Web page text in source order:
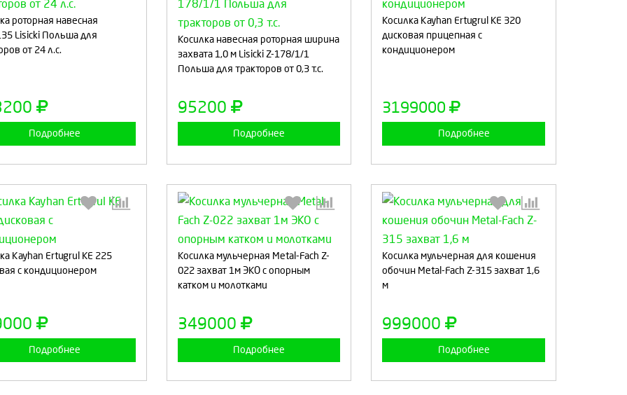
роторная навесная
Lisicki Польша для
от 24 л.с.
Подробнее
количество:
Косилка навесная роторная ширина
захвата 1,0 м Lisicki Z-178/1/1
Польша для тракторов от 0,3 т.с.
95200
Подробнее
Выберите количество:
Косилка Kayhan Ertugrul KE 320
дисковая прицепная c
кондиционером
3199000
Подробнее
Выберите количество:
Kayhan Ertugrul KE 225
c кондиционером
Подробнее
количество:
Косилка мульчерная Metal-Fach Z-
022 захват 1м ЭКО с опорным
катком и молотками
349000
Подробнее
Выберите количество:
Косилка мульчерная для кошения
обочин Metal-Fach Z-315 захват 1,6
м
999000
Подробнее
Выберите количество: